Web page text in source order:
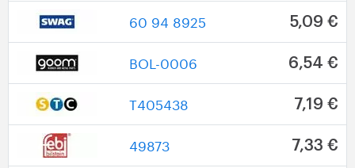
60 94 8925 5,09 €
BOL-0006 6,54 €
T405438 7,19 €
49873 7,33 €